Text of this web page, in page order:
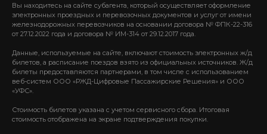
Вы находитесь на сайте субагента, который осуществляет оформление
электронных проездных и перевозочных документов и услуг от имени
железнодорожных перевозчиков на основании договора № ФПК-22-316
от 27.12.2022 года и договора № ИМ-314 от 29.12.2017 года.
Данные, используемые на сайте, включают стоимость электронных ж/д
билетов, а расписание поездов взято из официальных источников. Ж/д
билеты предоставляются партнерами, в том числе с использованием
веб-систем ООО «РЖД-Цифровые Пассажирские Решения» и ООО
«УФС».
Стоимость билетов указана с учетом сервисного сбора. Итоговая
стоимость отображена на экране подтверждения покупки.